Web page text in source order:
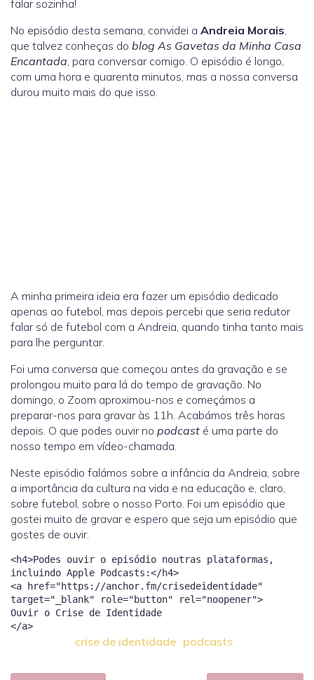
falar sozinha!
No episódio desta semana, convidei a Andreia Morais,
que talvez conheças do blog As Gavetas da Minha Casa
Encantada, para conversar comigo. O episódio é longo,
com uma hora e quarenta minutos, mas a nossa conversa
durou muito mais do que isso.
A minha primeira ideia era fazer um episódio dedicado
apenas ao futebol, mas depois percebi que seria redutor
falar só de futebol com a Andreia, quando tinha tanto mais
para lhe perguntar.
Foi uma conversa que começou antes da gravação e se
prolongou muito para lá do tempo de gravação. No
domingo, o Zoom aproximou-nos e começámos a
preparar-nos para gravar às 11h. Acabámos três horas
depois. O que podes ouvir no podcast é uma parte do
nosso tempo em vídeo-chamada.
Neste episódio falámos sobre a infância da Andreia, sobre
a importância da cultura na vida e na educação e, claro,
sobre futebol, sobre o nosso Porto. Foi um episódio que
gostei muito de gravar e espero que seja um episódio que
gostes de ouvir.
<h4>Podes ouvir o episódio noutras plataformas,
incluindo Apple Podcasts:</h4>
<a href="https://anchor.fm/crisedeidentidade"
target="_blank" role="button" rel="noopener">
Ouvir o Crise de Identidade
crise de identidade podcasts